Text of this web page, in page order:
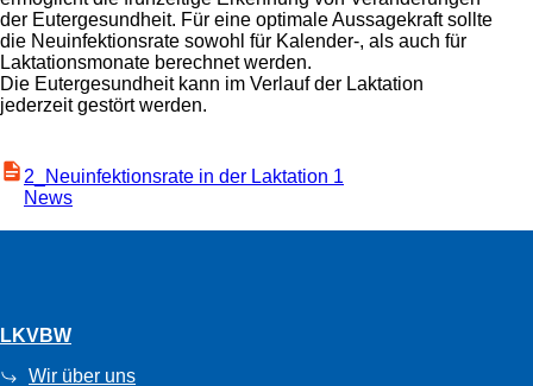
der Eutergesundheit. Für eine optimale Aussagekraft sollte
die Neuinfektionsrate sowohl für Kalender-, als auch für
Laktationsmonate berechnet werden.
Die Eutergesundheit kann im Verlauf der Laktation
jederzeit gestört werden.
2_Neuinfektionsrate in der Laktation 1
News
LKVBW
Wir über uns